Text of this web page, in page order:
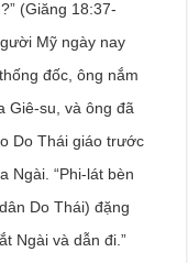
(Giăng 18:37-
Mỹ ngày nay
đốc, ông nắm
Giê-su, và ông đã
Do Thái giáo trước
Ngài. “Phi-lát bèn
Do Thái) đặng
Ngài và dẫn đi.”